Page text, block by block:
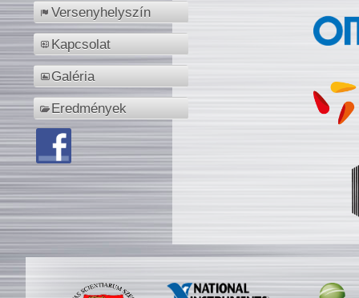
Versenyhelyszín
Kapcsolat
Galéria
Eredmények